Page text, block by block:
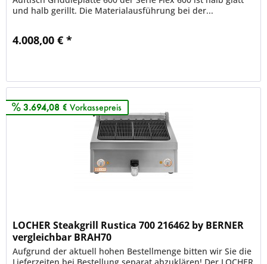
und halb gerillt. Die Materialausführung bei der...
4.008,00 € *
3.694,08 € Vorkassepreis
LOCHER Steakgrill Rustica 700 216462 by BERNER
vergleichbar BRAH70
Aufgrund der aktuell hohen Bestellmenge bitten wir Sie die